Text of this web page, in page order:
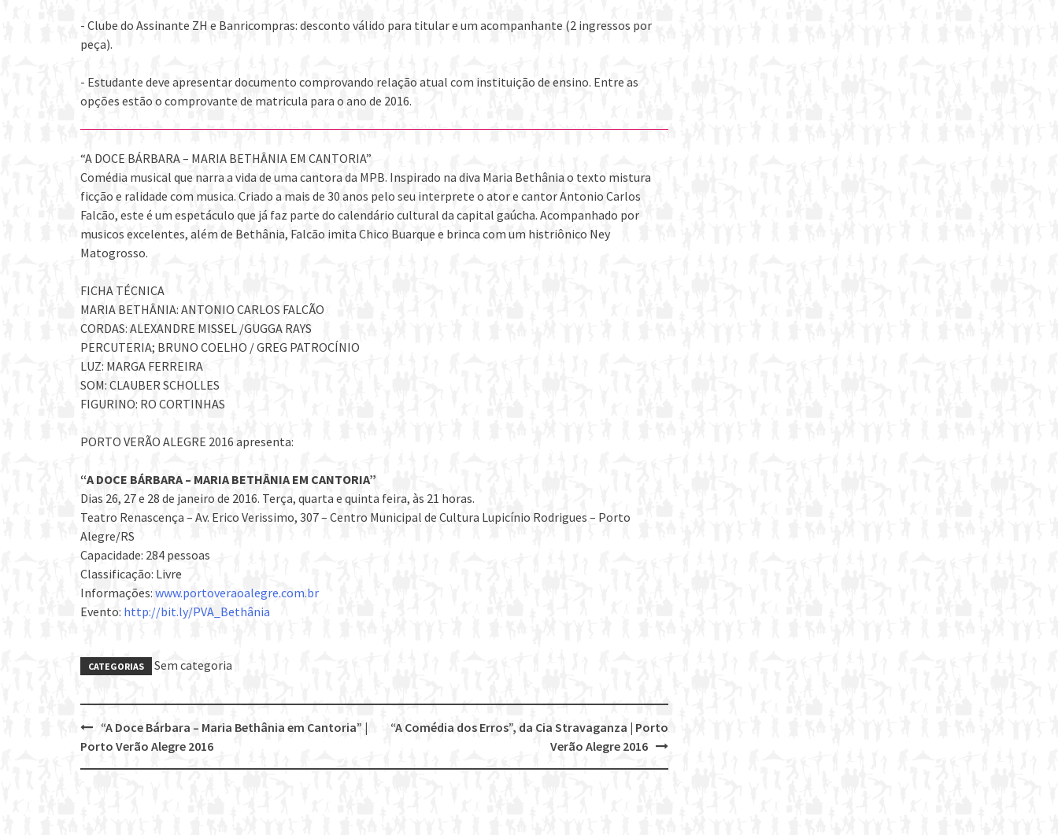
- Clube do Assinante ZH e Banricompras: desconto válido para titular e um acompanhante (2 ingressos por
peça).
- Estudante deve apresentar documento comprovando relação atual com instituição de ensino. Entre as
opções estão o comprovante de matricula para o ano de 2016.
“A DOCE BÁRBARA – MARIA BETHÂNIA EM CANTORIA”
Comédia musical que narra a vida de uma cantora da MPB. Inspirado na diva Maria Bethânia o texto mistura
ficção e ralidade com musica. Criado a mais de 30 anos pelo seu interprete o ator e cantor Antonio Carlos
Falcão, este é um espetáculo que já faz parte do calendário cultural da capital gaúcha. Acompanhado por
musicos excelentes, além de Bethânia, Falcão imita Chico Buarque e brinca com um histriônico Ney
Matogrosso.
FICHA TÉCNICA
MARIA BETHÂNIA: ANTONIO CARLOS FALCÃO
CORDAS: ALEXANDRE MISSEL /GUGGA RAYS
PERCUTERIA; BRUNO COELHO / GREG PATROCÍNIO
LUZ: MARGA FERREIRA
SOM: CLAUBER SCHOLLES
FIGURINO: RO CORTINHAS
PORTO VERÃO ALEGRE 2016 apresenta:
“A DOCE BÁRBARA – MARIA BETHÂNIA EM CANTORIA”
Dias 26, 27 e 28 de janeiro de 2016. Terça, quarta e quinta feira, às 21 horas.
Teatro Renascença – Av. Erico Verissimo, 307 – Centro Municipal de Cultura Lupicínio Rodrigues – Porto
Alegre/RS
Capacidade: 284 pessoas
Classificação: Livre
Informações: www.portoveraoalegre.com.br
Evento: http://bit.ly/PVA_Bethânia
CATEGORIAS Sem categoria
Post
navigation
“A Comédia dos Erros”, da Cia Stravaganza | Porto
Verão Alegre 2016
“A Doce Bárbara – Maria Bethânia em Cantoria” |
Porto Verão Alegre 2016